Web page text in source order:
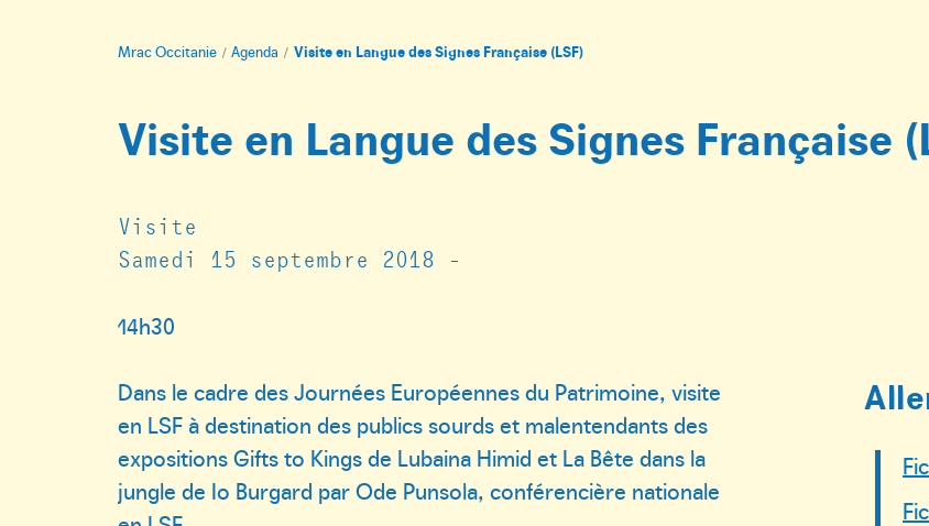
Mrac Occitanie Agenda Visite en Langue des Signes Française (LSF)
Visite en Langue des Signes Française
Visite
Samedi 15 septembre 2018 -
14h30
Dans le cadre des Journées Européennes du Patrimoine, visite
en LSF à destination des publics sourds et malentendants des
expositions Gifts to Kings de Lubaina Himid et La Bête dans la
jungle de Io Burgard par Ode Punsola, conférencière nationale